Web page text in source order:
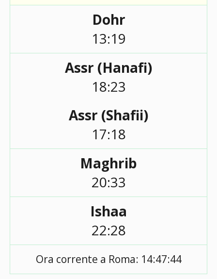
Dohr
13:19
Assr (Hanafi)
18:23
Assr (Shafii)
17:18
Maghrib
20:33
Ishaa
22:28
Ora corrente a Roma: 14:47:44